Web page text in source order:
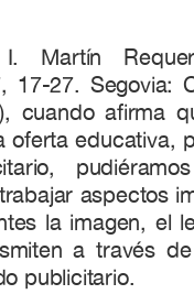
Martín
17-27. Segovia:
cuando afirma
oferta educativa,
aspectos
la imagen, el
a través
publicitario.